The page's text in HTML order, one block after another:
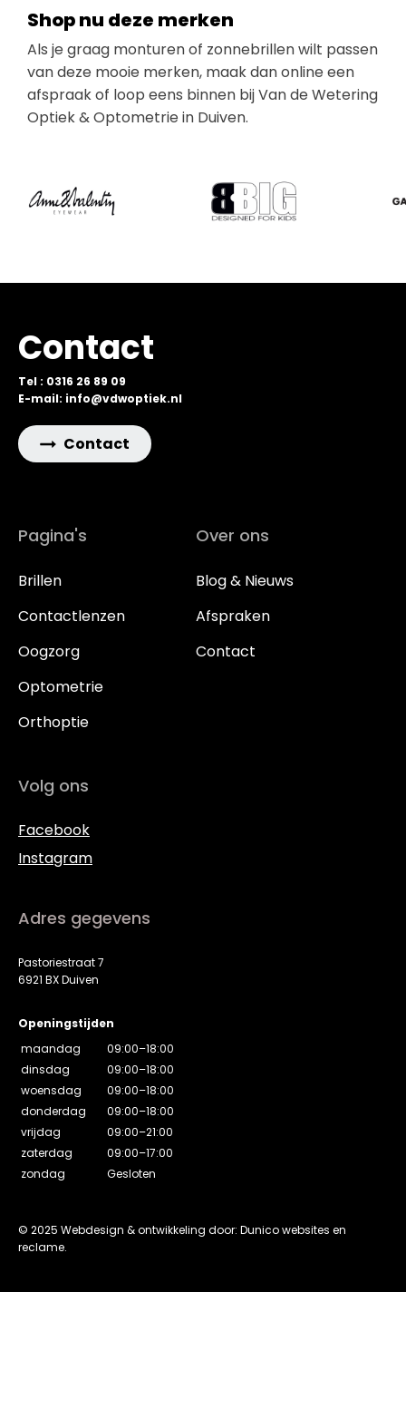
Shop nu deze merken
Als je graag monturen of zonnebrillen wilt passen
van deze mooie merken, maak dan online een
afspraak of loop eens binnen bij Van de Wetering
Optiek & Optometrie in Duiven.
Contact
Tel : 0316 26 89 09
E-mail: info@vdwoptiek.nl
Contact
Pagina's
Brillen
Contactlenzen
Oogzorg
Optometrie
Orthoptie
Over ons
Blog & Nieuws
Afspraken
Contact
Volg ons
Facebook
Instagram
Adres gegevens
Pastoriestraat 7
6921 BX Duiven
Openingstijden
maandag
09:00–18:00
dinsdag
09:00–18:00
woensdag
09:00–18:00
donderdag
09:00–18:00
vrijdag
09:00–21:00
zaterdag
09:00–17:00
zondag
Gesloten
© 2025 Webdesign & ontwikkeling door: Dunico websites en
reclame.